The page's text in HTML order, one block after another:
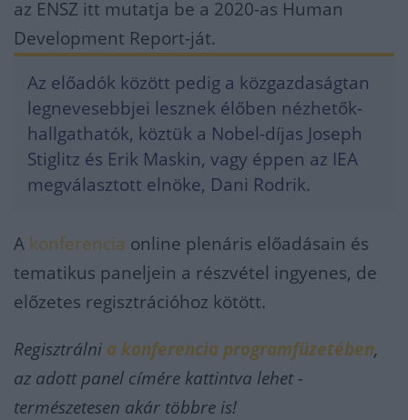
az ENSZ itt mutatja be a 2020-as Human
Development Report-ját.
Az előadók között pedig a közgazdaságtan
legnevesebbjei lesznek élőben nézhetők-
hallgathatók, köztük a Nobel-díjas Joseph
Stiglitz és Erik Maskin, vagy éppen az IEA
megválasztott elnöke, Dani Rodrik.
A konferencia online plenáris előadásain és
tematikus paneljein a részvétel ingyenes, de
előzetes regisztrációhoz kötött.
Regisztrálni a konferencia programfüzetében,
az adott panel címére kattintva lehet -
természetesen akár többre is!